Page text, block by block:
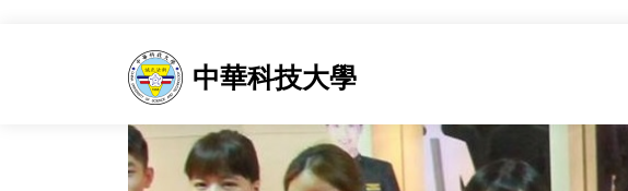
中華科技大學